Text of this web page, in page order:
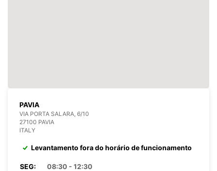
PAVIA
VIA PORTA SALARA, 6/10
27100 PAVIA
ITALY
Levantamento fora do horário de funcionamento
SEG:
08:30 - 12:30